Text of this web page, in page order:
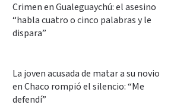
Crimen en Gualeguaychú: el asesino
“habla cuatro o cinco palabras y le
dispara”
La joven acusada de matar a su novio
en Chaco rompió el silencio: “Me
defendí”